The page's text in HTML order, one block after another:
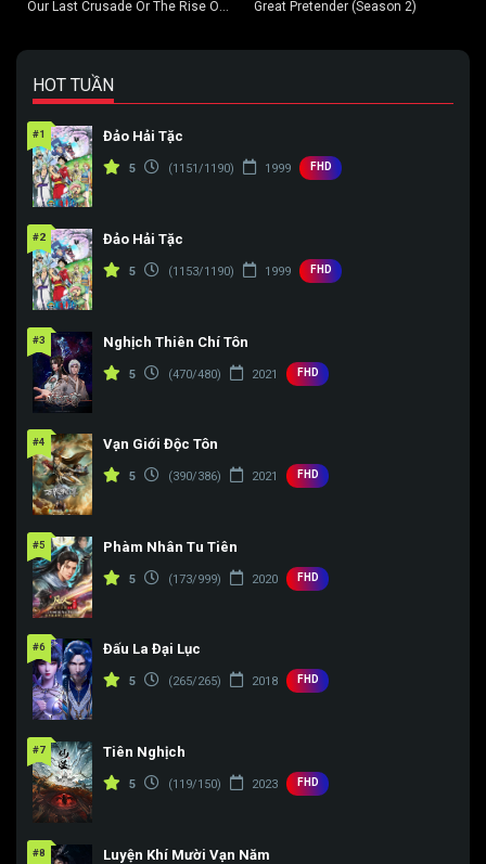
Our Last Crusade Or The Rise Of
Great Pretender (Season 2)
HOT TUẦN
#1 Đảo Hải Tặc
5 (1151/1190) 1999 FHD
#2 Đảo Hải Tặc
5 (1153/1190) 1999 FHD
#3 Nghịch Thiên Chí Tôn
5 (470/480) 2021 FHD
#4 Vạn Giới Độc Tôn
5 (390/386) 2021 FHD
#5 Phàm Nhân Tu Tiên
5 (173/999) 2020 FHD
#6 Đấu La Đại Lục
5 (265/265) 2018 FHD
#7 Tiên Nghịch
5 (119/150) 2023 FHD
#8 Luyện Khí Mười Vạn Năm